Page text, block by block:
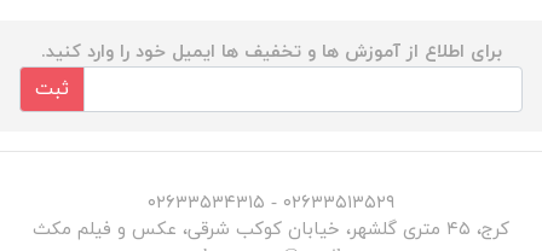
برای اطلاع از آموزش ها و تخفیف ها ایمیل خود را وارد کنید.
ثبت
۰۲۶۳۳۵۱۳۵۲۹ - ۰۲۶۳۳۵۳۴۳۱۵
کرج، ۴۵ متری گلشهر، خیابان کوکب شرقی، عکس و فیلم مکث